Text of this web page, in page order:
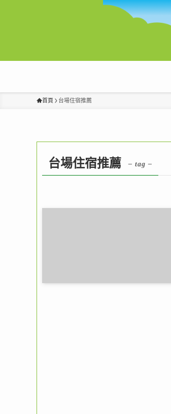
首頁 台場住宿推薦
台場住宿推薦 – tag –